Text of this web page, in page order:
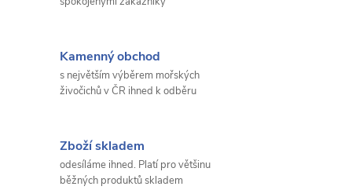
Kamenný obchod
s největším výběrem mořských
živočichů v ČR ihned k odběru
Zboží skladem
odesíláme ihned. Platí pro většinu
běžných produktů skladem